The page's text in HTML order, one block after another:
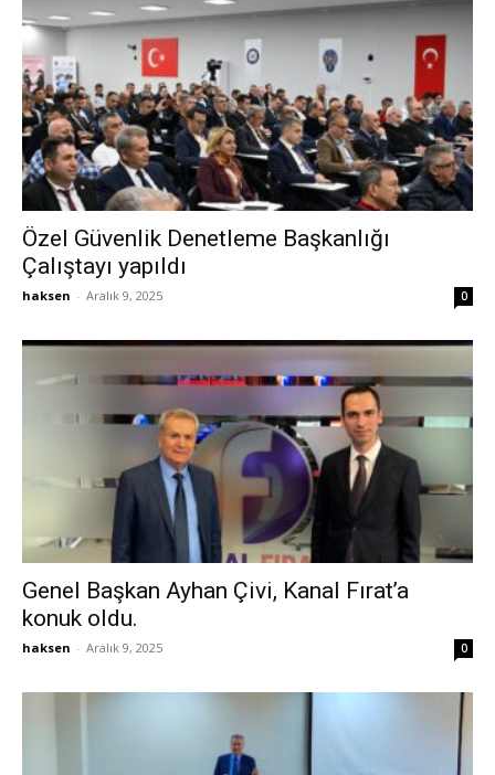
Özel Güvenlik Denetleme Başkanlığı
Çalıştayı yapıldı
haksen - Aralık 9, 2025 0
Genel Başkan Ayhan Çivi, Kanal Fırat’a
konuk oldu.
haksen - Aralık 9, 2025 0